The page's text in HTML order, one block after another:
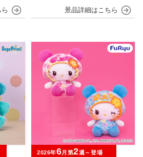
2026年6月第2週～登場